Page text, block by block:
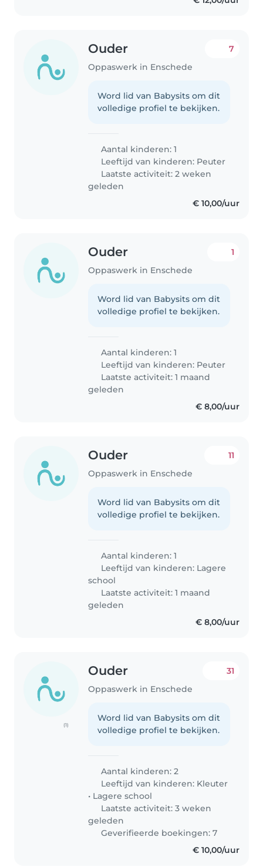
Ouder
Oppaswerk in Enschede
7
Word lid van Babysits om dit
volledige profiel te bekijken.
Aantal kinderen: 1
Leeftijd van kinderen: Peuter
Laatste activiteit: 2 weken
geleden
€ 10,00/uur
Ouder
Oppaswerk in Enschede
1
Word lid van Babysits om dit
volledige profiel te bekijken.
Aantal kinderen: 1
Leeftijd van kinderen: Peuter
Laatste activiteit: 1 maand
geleden
€ 8,00/uur
Ouder
Oppaswerk in Enschede
11
Word lid van Babysits om dit
volledige profiel te bekijken.
Aantal kinderen: 1
Leeftijd van kinderen: Lagere
school
Laatste activiteit: 1 maand
geleden
€ 8,00/uur
(1)
Ouder
Oppaswerk in Enschede
31
Word lid van Babysits om dit
volledige profiel te bekijken.
Aantal kinderen: 2
Leeftijd van kinderen: Kleuter
• Lagere school
Laatste activiteit: 3 weken
geleden
Geverifieerde boekingen: 7
€ 10,00/uur